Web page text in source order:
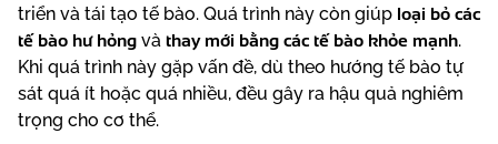
triển và tái tạo tế bào. Quá trình này còn giúp loại bỏ các
tế bào hư hỏng và thay mới bằng các tế bào khỏe mạnh.
Khi quá trình này gặp vấn đề, dù theo hướng tế bào tự
sát quá ít hoặc quá nhiều, đều gây ra hậu quả nghiêm
trọng cho cơ thể.